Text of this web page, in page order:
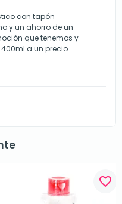
con tapón
y un ahorro de un
que tenemos y
a un precio
favorite_border